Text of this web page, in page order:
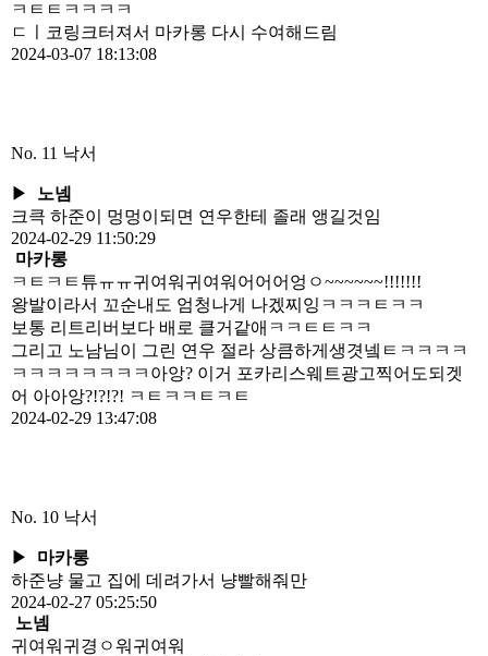
ㅋㅌㅌㅋㅋㅋㅋ
ㄷㅣ코링크터져서 마카롱 다시 수여해드림
2024-03-07 18:13:08
No. 11 낙서
▶
노넴
크큭 하준이 멍멍이되면 연우한테 졸래 앵길것임
2024-02-29 11:50:29
마카롱
ㅋㅌㅋㅌ튜ㅠㅠ귀여워귀여워어어어엉ㅇ~~~~~~!!!!!!!
왕발이라서 꼬순내도 엄청나게 나겠찌잉ㅋㅋㅋㅌㅋㅋ
보통 리트리버보다 배로 클거같애ㅋㅋㅌㅌㅋㅋ
그리고 노남님이 그린 연우 절라 상큼하게생겻넼ㅌㅋㅋㅋㅋ
ㅋㅋㅋㅋㅋㅋㅋㅋ아앙? 이거 포카리스웨트광고찍어도되겟
어 아아앙?!?!?! ㅋㅌㅋㅋㅌㅋㅌ
2024-02-29 13:47:08
No. 10 낙서
▶
마카롱
하준냥 물고 집에 데려가서 냥빨해줘만
2024-02-27 05:25:50
노넴
귀여워귀경ㅇ워귀여워